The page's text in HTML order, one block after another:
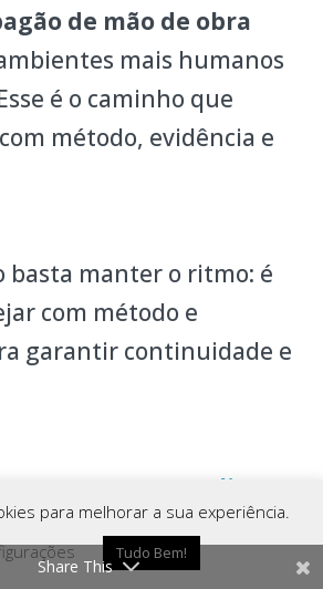
de mão de obra
mais humanos
é o caminho que
método, evidência e
basta manter o ritmo: é
com método e
garantir continuidade e
com a INDICCA – Clique
nosso time.
Ligar Whatsapp
para melhorar a sua experiência.
Tudo Bem!
Share This